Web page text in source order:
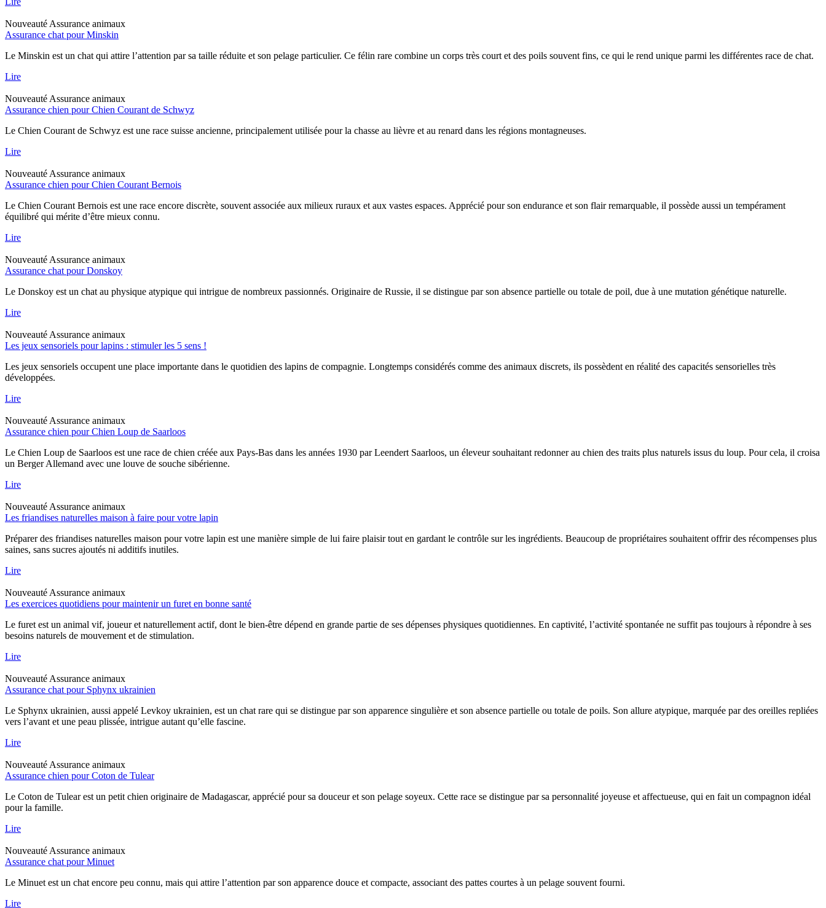
Nouveauté Assurance animaux
Assurance chat pour Minskin
Le Minskin est un chat qui attire l’attention par sa taille réduite et son pelage particulier. Ce félin rare combine un corps très court et des poils souvent fins, ce qui le rend unique parmi les différentes race de chat.
Lire
Nouveauté Assurance animaux
Assurance chien pour Chien Courant de Schwyz
Le Chien Courant de Schwyz est une race suisse ancienne, principalement utilisée pour la chasse au lièvre et au renard dans les régions montagneuses.
Lire
Nouveauté Assurance animaux
Assurance chien pour Chien Courant Bernois
Le Chien Courant Bernois est une race encore discrète, souvent associée aux milieux ruraux et aux vastes espaces. Apprécié pour son endurance et son flair remarquable, il possède aussi un tempérament
équilibré qui mérite d’être mieux connu.
Lire
Nouveauté Assurance animaux
Assurance chat pour Donskoy
Le Donskoy est un chat au physique atypique qui intrigue de nombreux passionnés. Originaire de Russie, il se distingue par son absence partielle ou totale de poil, due à une mutation génétique naturelle.
Lire
Nouveauté Assurance animaux
Les jeux sensoriels pour lapins : stimuler les 5 sens !
Les jeux sensoriels occupent une place importante dans le quotidien des lapins de compagnie. Longtemps considérés comme des animaux discrets, ils possèdent en réalité des capacités sensorielles très
développées.
Lire
Nouveauté Assurance animaux
Assurance chien pour Chien Loup de Saarloos
Le Chien Loup de Saarloos est une race de chien créée aux Pays-Bas dans les années 1930 par Leendert Saarloos, un éleveur souhaitant redonner au chien des traits plus naturels issus du loup. Pour cela, il croisa
un Berger Allemand avec une louve de souche sibérienne.
Lire
Nouveauté Assurance animaux
Les friandises naturelles maison à faire pour votre lapin
Préparer des friandises naturelles maison pour votre lapin est une manière simple de lui faire plaisir tout en gardant le contrôle sur les ingrédients. Beaucoup de propriétaires souhaitent offrir des récompenses plus
saines, sans sucres ajoutés ni additifs inutiles.
Lire
Nouveauté Assurance animaux
Les exercices quotidiens pour maintenir un furet en bonne santé
Le furet est un animal vif, joueur et naturellement actif, dont le bien-être dépend en grande partie de ses dépenses physiques quotidiennes. En captivité, l’activité spontanée ne suffit pas toujours à répondre à ses
besoins naturels de mouvement et de stimulation.
Lire
Nouveauté Assurance animaux
Assurance chat pour Sphynx ukrainien
Le Sphynx ukrainien, aussi appelé Levkoy ukrainien, est un chat rare qui se distingue par son apparence singulière et son absence partielle ou totale de poils. Son allure atypique, marquée par des oreilles repliées
vers l’avant et une peau plissée, intrigue autant qu’elle fascine.
Lire
Nouveauté Assurance animaux
Assurance chien pour Coton de Tulear
Le Coton de Tulear est un petit chien originaire de Madagascar, apprécié pour sa douceur et son pelage soyeux. Cette race se distingue par sa personnalité joyeuse et affectueuse, qui en fait un compagnon idéal
pour la famille.
Lire
Nouveauté Assurance animaux
Assurance chat pour Minuet
Le Minuet est un chat encore peu connu, mais qui attire l’attention par son apparence douce et compacte, associant des pattes courtes à un pelage souvent fourni.
Lire